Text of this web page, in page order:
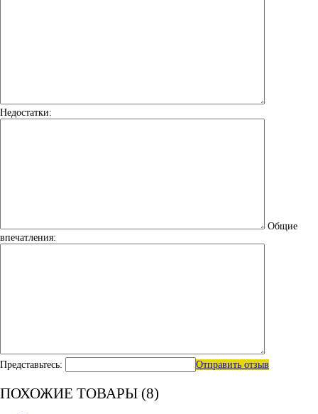
Недостатки:
Общие
впечатления:
Представьтесь: Отправить отзыв
ПОХОЖИЕ ТОВАРЫ (8)